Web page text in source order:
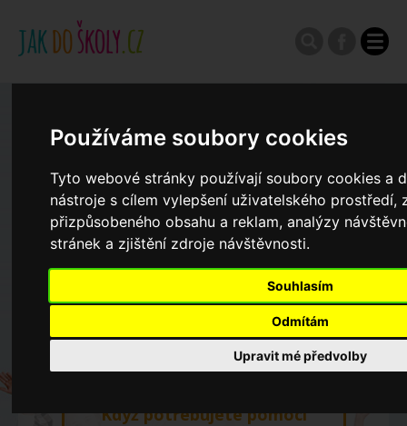
Používáme soubory cookies
Tyto webové stránky používají soubory cookies a
nástroje s cílem vylepšení uživatelského prostředí,
přizpůsobeného obsahu a reklam, analýzy
stránek a zjištění zdroje návštěvnosti.
Souhlasím
Odmítám
Upravit mé předvolby
Výroční zprávy
Spádové oblasti ZŠ
Koncepce školství
Dny otevřených dveří ZŠ
Když potřebujete pomoci